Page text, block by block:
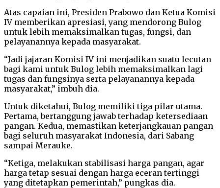
Atas capaian ini, Presiden Prabowo dan Ketua Komisi
IV memberikan apresiasi, yang mendorong Bulog
untuk lebih memaksimalkan tugas, fungsi, dan
pelayanannya kepada masyarakat.
“Jadi jajaran Komisi IV ini menjadikan suatu lecutan
bagi kami untuk Bulog lebih memaksimalkan lagi
tugas dan fungsinya serta pelayanannya kepada
masyarakat,” imbuh dia.
Untuk diketahui, Bulog memiliki tiga pilar utama.
Pertama, bertanggung jawab terhadap ketersediaan
pangan. Kedua, memastikan keterjangkauan pangan
bagi seluruh masyarakat Indonesia, dari Sabang
sampai Merauke.
“Ketiga, melakukan stabilisasi harga pangan, agar
harga tetap sesuai dengan harga eceran tertinggi
yang ditetapkan pemerintah,” pungkas dia.